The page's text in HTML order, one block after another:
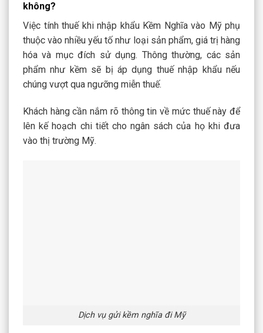
không?
Việc tính thuế khi nhập khẩu Kềm Nghĩa vào Mỹ phụ
thuộc vào nhiều yếu tố như loại sản phẩm, giá trị hàng
hóa và mục đích sử dụng. Thông thường, các sản
phẩm như kềm sẽ bị áp dụng thuế nhập khẩu nếu
chúng vượt qua ngưỡng miễn thuế.
Khách hàng cần nắm rõ thông tin về mức thuế này để
lên kế hoạch chi tiết cho ngân sách của họ khi đưa
vào thị trường Mỹ.
Dịch vụ gửi kềm nghĩa đi Mỹ